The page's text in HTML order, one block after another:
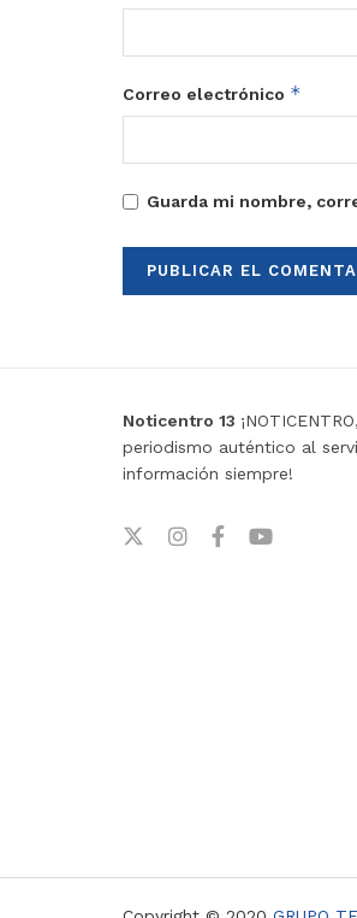
Correo electrónico *
Guarda mi nombre,
Noticentro 13 ¡NOTICENTRO,
periodismo auténtico al
información siempre!